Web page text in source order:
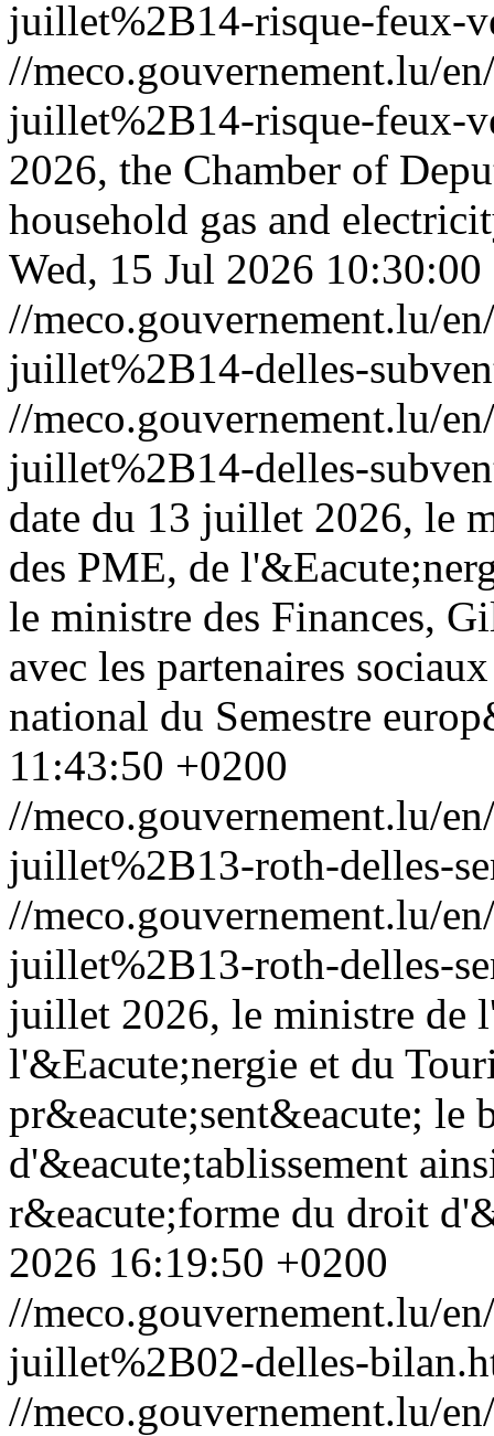
juillet%2B14-risque-feux-
//meco.gouvernement.lu/
juillet%2B14-risque-feux-
2026, the Chamber of
household gas and
Wed, 15 Jul 2026
//meco.gouvernement.lu/
juillet%2B14-delles-
//meco.gouvernement.lu/
juillet%2B14-delles-
date du 13 juillet 2026, le
des PME, de
le ministre des Finances,
avec les partenaires
national du Semestre
11:43:50 +0200
//meco.gouvernement.lu/
juillet%2B13-roth-delles-
//meco.gouvernement.lu/
juillet%2B13-roth-delles-
juillet 2026, le ministre de
l'&Eacute;nergie et du
pr&eacute;sent&eacute; le
d'&eacute;tablissement
r&eacute;forme du droit
2026 16:19:50 +0200
//meco.gouvernement.lu/
juillet%2B02-delles-
//meco.gouvernement.lu/